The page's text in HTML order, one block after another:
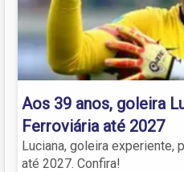
Aos 39 anos, goleira
Ferroviária até 2027
Luciana, goleira experiente,
até 2027. Confira!